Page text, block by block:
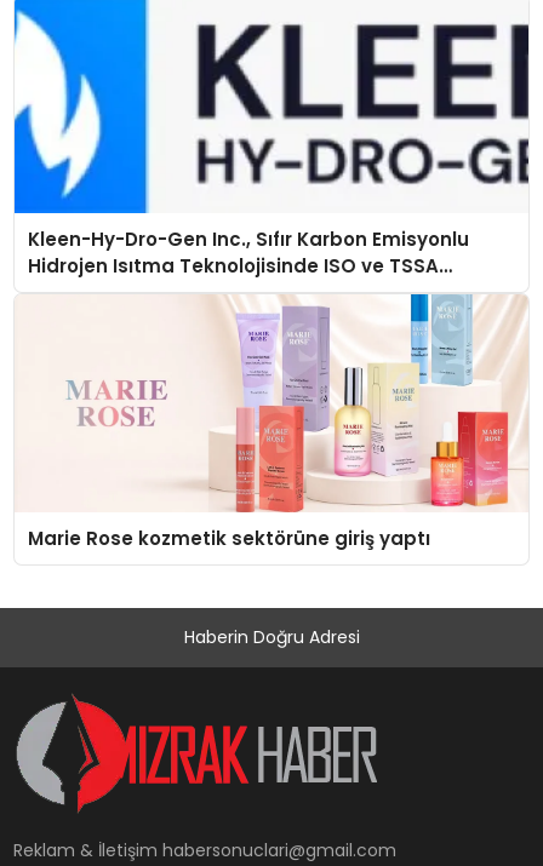
Kleen-Hy-Dro-Gen Inc., Sıfır Karbon Emisyonlu
Hidrojen Isıtma Teknolojisinde ISO ve TSSA
Düzenleyici Onaylarını Aldı
Marie Rose kozmetik sektörüne giriş yaptı
Haberin Doğru Adresi
Reklam & İletişimhabersonuclari@gmail.com